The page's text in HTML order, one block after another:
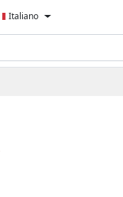
Italiano